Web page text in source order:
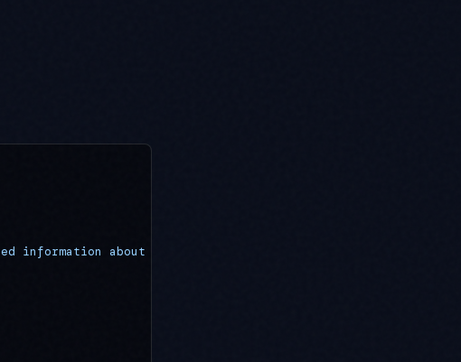
information about the given product from web sources.'